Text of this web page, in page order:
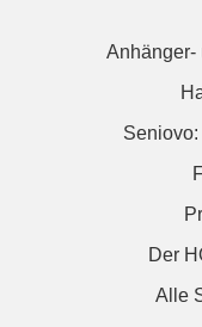
Anhänger-
Der
Alle